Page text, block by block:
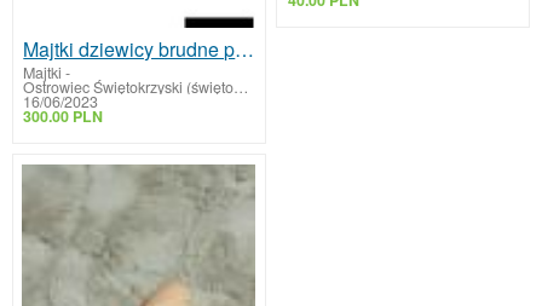
Majtki dziewicy brudne po masturbacji
Majtki -
Ostrowiec Świętokrzyski (świętokrzyskie)
16/06/2023
300.00 PLN